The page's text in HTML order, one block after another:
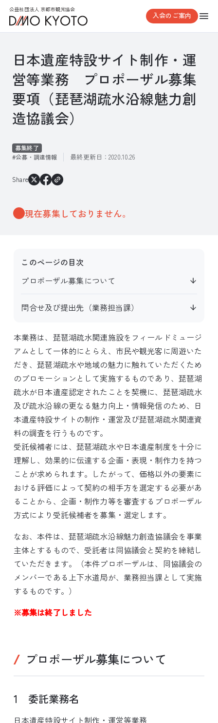
公益社団法人 京都市観光協会
入会のご案内
日本遺産特設サイト制作・運
営等業務 プロポーザル募集
要項（琵琶湖疏水沿線魅力創
造協議会）
募集終了
公募・調達情報
最終更新日：2020.10.26
Share
現在募集しておりません。
このページの目次
プロポーザル募集について
問合せ及び提出先（業務担当課）
本業務は、琵琶湖疏水関連施設をフィールドミュージ
アムとして一体的にとらえ、市民や観光客に周遊いた
だき、琵琶湖疏水や地域の魅力に触れていただくため
のプロモーションとして実施するものであり、琵琶湖
疏水が日本遺産認定されたことを契機に、琵琶湖疏水
及び疏水沿線の更なる魅力向上・情報発信のため、日
本遺産特設サイトの制作・運営及び琵琶湖疏水関連資
料の調査を行うものです。
受託候補者には、琵琶湖疏水や日本遺産制度を十分に
理解し、効果的に伝達する企画・表現・制作力を持つ
ことが求められます。したがって、価格以外の要素に
おける評価によって契約の相手方を選定する必要があ
ることから、企画・制作力等を審査するプロポーザル
方式により受託候補者を募集・選定します。
なお、本件は、琵琶湖疏水沿線魅力創造協議会を事業
主体とするもので、受託者は同協議会と契約を締結し
ていただきます。（本件プロポーザルは、同協議会の
メンバーである上下水道局が、業務担当課として実施
するものです。）
※募集は終了しました
プロポーザル募集について
1 委託業務名
日本遺産特設サイト制作・運営等業務